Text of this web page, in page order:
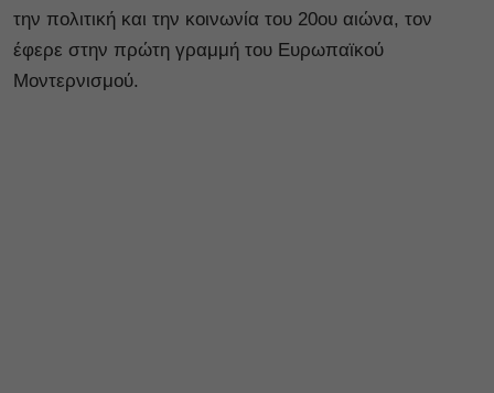
την πολιτική και την κοινωνία του 20ου αιώνα, τον
έφερε στην πρώτη γραμμή του Ευρωπαϊκού
Μοντερνισμού.